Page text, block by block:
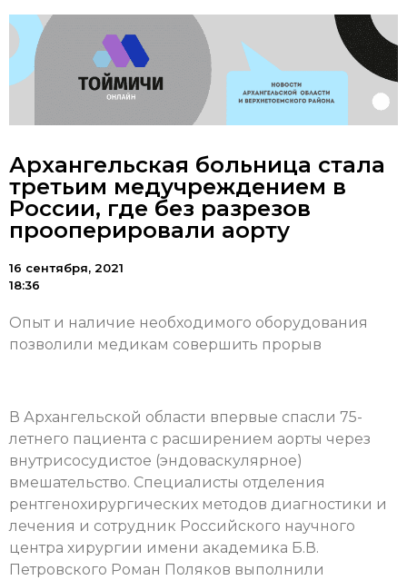
Архангельская больница стала
третьим медучреждением в
России, где без разрезов
прооперировали аорту
16 сентября, 2021
18:36
Опыт и наличие необходимого оборудования
позволили медикам совершить прорыв
В Архангельской области впервые спасли 75-
летнего пациента с расширением аорты через
внутрисосудистое (эндоваскулярное)
вмешательство. Специалисты отделения
рентгенохирургических методов диагностики и
лечения и сотрудник Российского научного
центра хирургии имени академика Б.В.
Петровского Роман Поляков выполнили